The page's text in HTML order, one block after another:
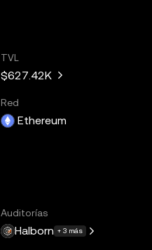
TVL
$627.42K
Red
Ethereum
Auditorías
Halborn + 3 más